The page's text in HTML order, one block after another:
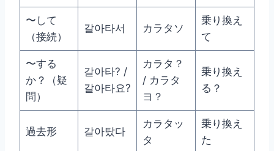
〜して
（接続）
갈아타서 カラタソ
乗り換え
て
〜する
か？（疑
問）
갈아타? /
갈아타요?
カラタ？
/ カラタ
ヨ？
乗り換え
る？
過去形 갈아탔다
カラタッ
タ
乗り換え
た